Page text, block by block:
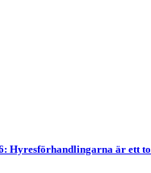
Hyresförhandlingarna är ett